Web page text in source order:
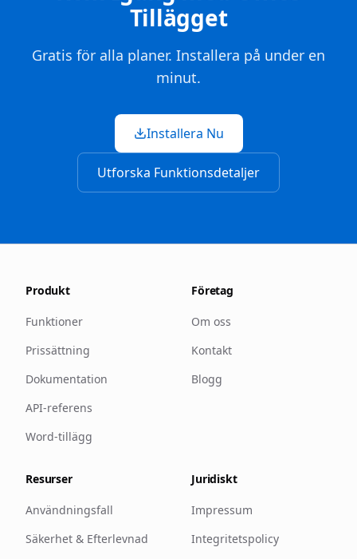
Tillägget
Gratis för alla planer. Installera på under en
minut.
Installera Nu
Utforska Funktionsdetaljer
Produkt
Funktioner
Prissättning
Dokumentation
API-referens
Word-tillägg
Företag
Om oss
Kontakt
Blogg
Resurser
Användningsfall
Säkerhet & Efterlevnad
Juridiskt
Impressum
Integritetspolicy